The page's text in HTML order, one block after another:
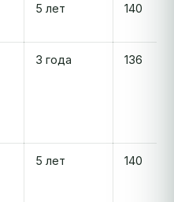
5 лет 140
3 года 136
5 лет 140